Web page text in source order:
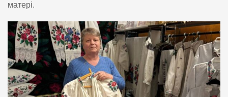
матері.